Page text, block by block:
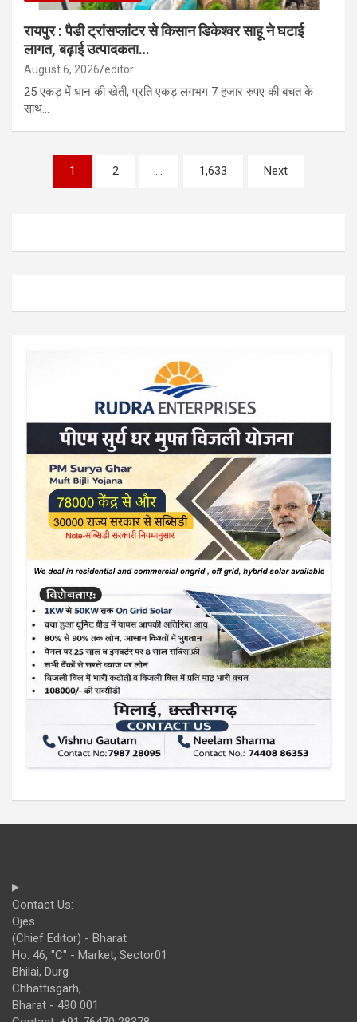
रायपुर : पैडी ट्रांसप्लांटर से किसान डिकेश्वर साहू ने घटाई
लागत, बढ़ाई उत्पादकता…
August 6, 2026 editor
25 एकड़ में धान की खेती, प्रति एकड़ लगभग 7 हजार रुपए की बचत के
साथ…
pagination
1 2 … 1,633 Next
Contact Us:
Ojes
(Chief Editor) - Bharat
Ho: 46, "C" - Market, Sector01
Bhilai, Durg
Chhattisgarh,
Bharat - 490 001